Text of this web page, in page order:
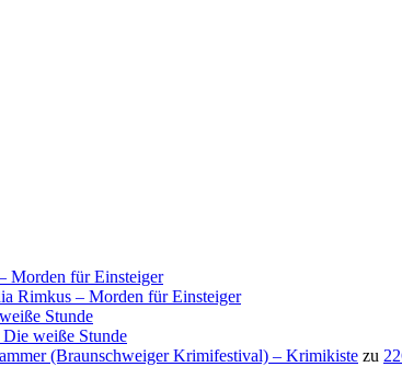
Morden für Einsteiger
Rimkus – Morden für Einsteiger
Stunde
weiße Stunde
(Braunschweiger Krimifestival) – Krimikiste zu